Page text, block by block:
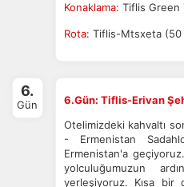
ÇEREZ KULLANIM
gizlilik koşullarını
Zorunlu Çerezler HER
Oturum yönetimi, güvenlik
gereklidir. Bu çerezler
Konaklama: Tiflis Green
Rota: Tiflis-Mtsxeta (50
6.
Gün
6.Gün: Tiflis-Erivan
Otelimizdeki kahvaltı
- Ermenistan
Ermenistan'a
yolculuğumuzun
yerleşiyoruz. Kısa bir